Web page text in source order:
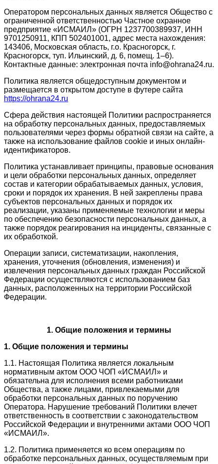
Оператором персональных данных является Общество с
ограниченной ответственностью Частное охранное
предприятие «ИСМАИЛ» (ОГРН 1237700389937, ИНН
9701250911, КПП 502401001, адрес места нахождения:
143406, Московская область, г.о. Красногорск, г.
Красногорск, туп. Ильинский, д. 6, помещ. 1–6).
Контактные данные: электронная почта info@ohrana24.ru.
Политика является общедоступным документом и
размещается в открытом доступе в футере сайта
https://ohrana24.ru
Сфера действия настоящей Политики распространяется
на обработку персональных данных, предоставляемых
пользователями через формы обратной связи на сайте, а
также на использование файлов cookie и иных онлайн-
идентификаторов.
Политика устанавливает принципы, правовые основания
и цели обработки персональных данных, определяет
состав и категории обрабатываемых данных, условия,
сроки и порядок их хранения. В ней закреплены права
субъектов персональных данных и порядок их
реализации, указаны применяемые технологии и меры
по обеспечению безопасности персональных данных, а
также порядок реагирования на инциденты, связанные с
их обработкой.
Операции записи, систематизации, накопления,
хранения, уточнения (обновления, изменения) и
извлечения персональных данных граждан Российской
Федерации осуществляются с использованием баз
данных, расположенных на территории Российской
Федерации.
1. Общие положения и термины
1. Общие положения и термины
1.1. Настоящая Политика является локальным
нормативным актом ООО ЧОП «ИСМАИЛ» и
обязательна для исполнения всеми работниками
Общества, а также лицами, привлекаемыми для
обработки персональных данных по поручению
Оператора. Нарушение требований Политики влечет
ответственность в соответствии с законодательством
Российской Федерации и внутренними актами ООО ЧОП
«ИСМАИЛ».
1.2. Политика применяется ко всем операциям по
обработке персональных данных, осуществляемым при